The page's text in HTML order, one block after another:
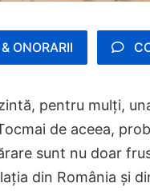
ONORARII
pentru mulți,
de aceea,
sunt nu doar
din România și